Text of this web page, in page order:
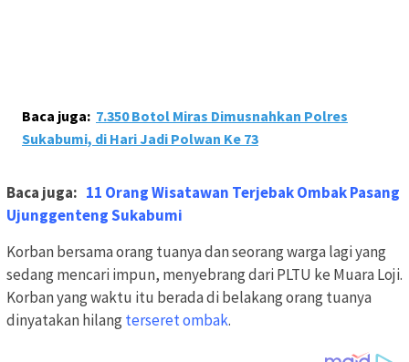
Baca juga: 7.350 Botol Miras Dimusnahkan Polres
Sukabumi, di Hari Jadi Polwan Ke 73
Baca juga: 11 Orang Wisatawan Terjebak Ombak Pasang
Ujunggenteng Sukabumi
Korban bersama orang tuanya dan seorang warga lagi yang
sedang mencari impun, menyebrang dari PLTU ke Muara Loji.
Korban yang waktu itu berada di belakang orang tuanya
dinyatakan hilangterseret ombak.